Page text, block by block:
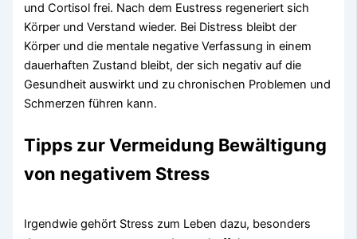
und Cortisol frei. Nach dem Eustress regeneriert sich
Körper und Verstand wieder. Bei Distress bleibt der
Körper und die mentale negative Verfassung in einem
dauerhaften Zustand bleibt, der sich negativ auf die
Gesundheit auswirkt und zu chronischen Problemen und
Schmerzen führen kann.
Tipps zur Vermeidung Bewältigung
von negativem Stress
Irgendwie gehört Stress zum Leben dazu, besonders